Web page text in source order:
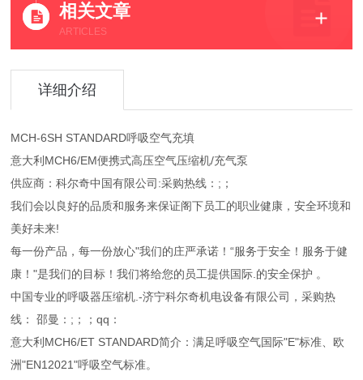
相关文章
ARTICLES
详细介绍
MCH-6SH STANDARD呼吸空气充填
意大利MCH6/EM便携式高压空气压缩机/充气泵
供应商：科尔奇中国有限公司:采购热线：;；
我们会以良好的品质和服务来保证阁下员工的职业健康，安全环境和
美好未来!
每一份产品，每一份放心"我们的庄严承诺！“服务于安全！服务于健
康！"是我们的目标！我们将给您的员工提供国际.的安全保护 。
中国专业的呼吸器压缩机.-济宁科尔奇机电设备有限公司，采购热
线： 邵曼：;；；qq：
意大利MCH6/ET STANDARD简介：满足呼吸空气国际"E"标准、欧
洲"EN12021"呼吸空气标准。